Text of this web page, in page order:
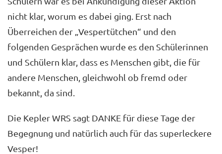
nicht klar, worum es dabei ging. Erst nach
Überreichen der „Vespertütchen“ und den
folgenden Gesprächen wurde es den Schülerinnen
und Schülern klar, dass es Menschen gibt, die für
andere Menschen, gleichwohl ob fremd oder
bekannt, da sind.
Die Kepler WRS sagt DANKE für diese Tage der
Begegnung und natürlich auch für das superleckere
Vesper!